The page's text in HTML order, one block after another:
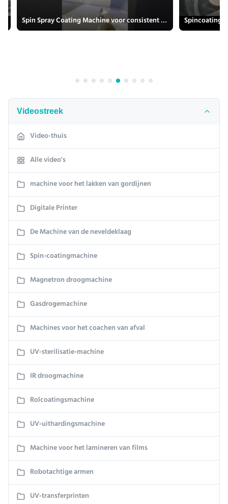
Spin Spray Coating Machine voor consistent en herhaalbaar coating resultaat
Videostreek
Video-thuis
Alle video's
machine voor het lakken van gordijnen
Digitale Printer
De Machine van de neveldeklaag
Spin-coatingmachine
Magnetron droogmachine
Gasdrogemachine
Machines voor het coachen van afval
UV-sterilisatie-machine
IR droogmachine
Rolcoatingsmachine
UV-uithardingsmachine
Machine voor het lamineren van films
Robotachtige armen
UV-transferprinten